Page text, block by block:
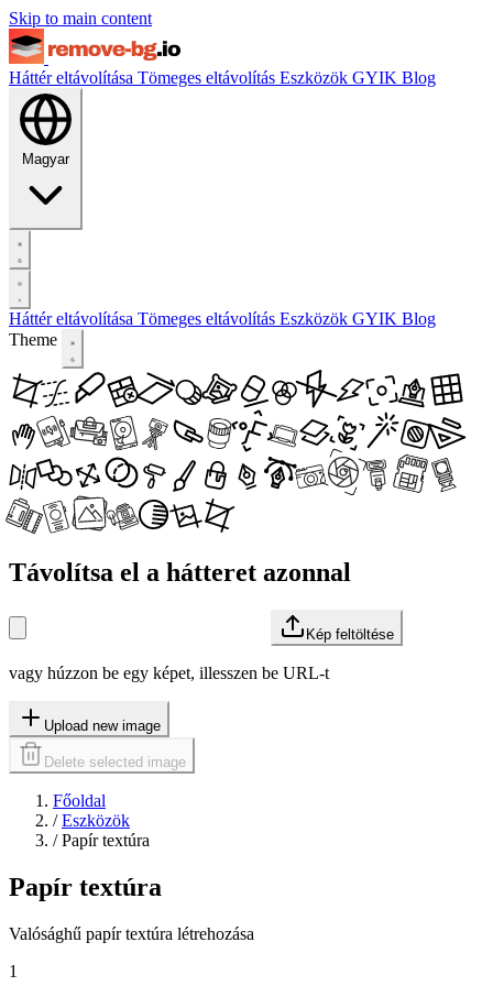
Skip to main content
Háttér eltávolítása Tömeges eltávolítás Eszközök GYIK Blog
Magyar
Háttér eltávolítása Tömeges eltávolítás Eszközök GYIK Blog
Theme
Távolítsa el a hátteret azonnal
Kép feltöltése
vagy húzzon be egy képet, illesszen be URL-t
Upload new image
Delete selected image
Főoldal
/ Eszközök
/ Papír textúra
Papír textúra
Valósághű papír textúra létrehozása
1